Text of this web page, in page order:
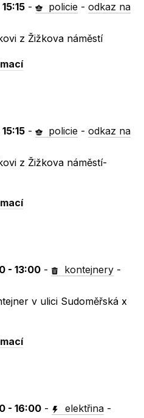
- policie -odkaz na
z Žižkova náměstí
- policie -odkaz na
z Žižkova náměstí-
- 13:00 - kontejnery -
v ulici Sudoměřská x
- 16:00 - elektřina -